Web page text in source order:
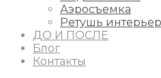
Аэросъемка
Ретушь
ДО И ПОСЛЕ
Блог
Контакты